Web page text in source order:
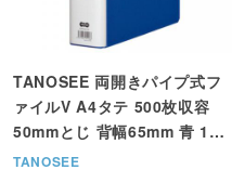
TANOSEE 両開きパイプ式フ
ァイルV A4タテ 500枚収容
50mmとじ 背幅65mm 青 1冊
＜注文2冊単位＞
TANOSEE